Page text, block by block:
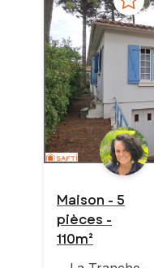
Maison - 5
pièces -
110m²